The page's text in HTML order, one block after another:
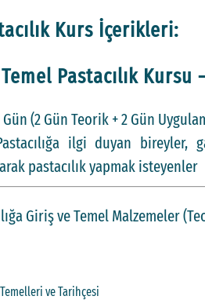
Kurs İçerikleri:
Pastacılık Kursu
(2 Gün Teorik + 2 Gün
ilgi duyan bireyler,
pastacılık yapmak isteyenler
Giriş ve Temel Malzemeler
Temelleri ve Tarihçesi